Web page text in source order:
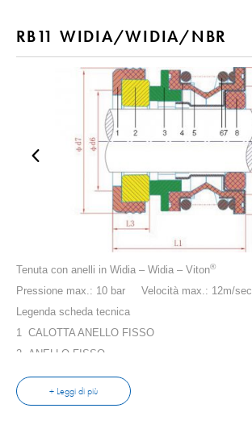
RB11 WIDIA/WIDIA/NBR
Tenuta con anelli in Widia – Widia – Viton®
Pressione max.: 10 bar Velocità max.: 12m/sec.
Legenda scheda tecnica
1 CALOTTA ANELLO FISSO
2 ANELLO FISSO
3 ANELLO ROTANTE
4 PREMI GUARNIZIONE
+ Leggi di più